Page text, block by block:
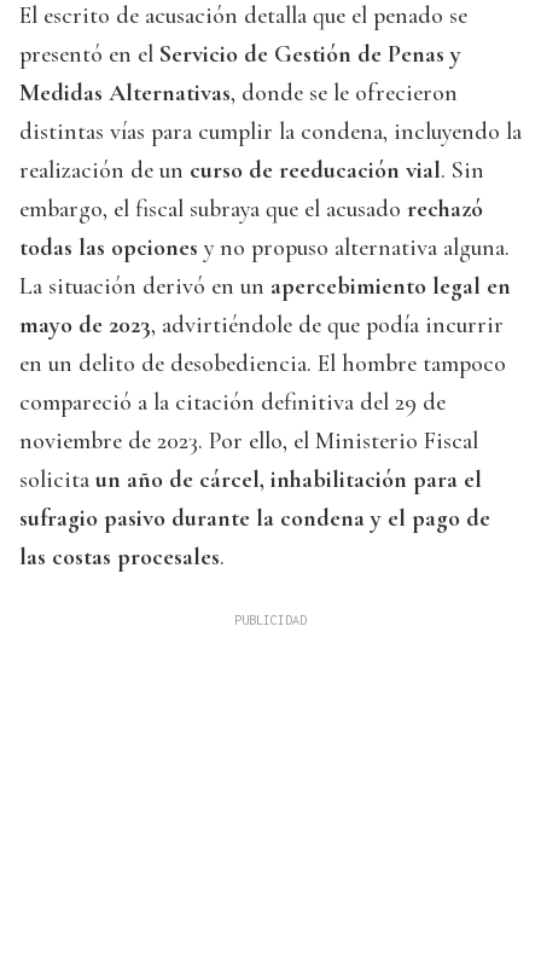
El escrito de acusación detalla que el penado se
presentó en el Servicio de Gestión de Penas y
Medidas Alternativas, donde se le ofrecieron
distintas vías para cumplir la condena, incluyendo la
realización de un curso de reeducación vial. Sin
embargo, el fiscal subraya que el acusado rechazó
todas las opciones y no propuso alternativa alguna.
La situación derivó en un apercebimiento legal en
mayo de 2023, advirtiéndole de que podía incurrir
en un delito de desobediencia. El hombre tampoco
compareció a la citación definitiva del 29 de
noviembre de 2023. Por ello, el Ministerio Fiscal
solicita un año de cárcel, inhabilitación para el
sufragio pasivo durante la condena y el pago de
las costas procesales.